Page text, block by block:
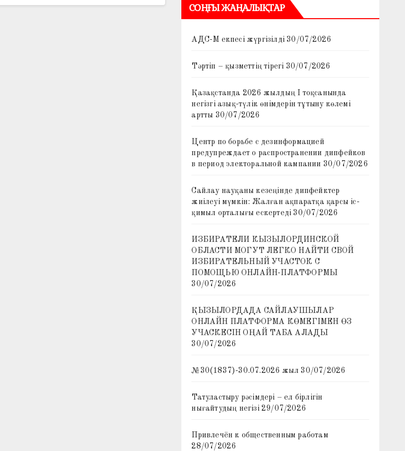
СОҢҒЫ ЖАҢАЛЫҚТАР
АДС-М екпесі жүргізілді 30/07/2026
Тәртіп – қызметтің тірегі 30/07/2026
Қазақстанда 2026 жылдың I тоқсанында
негізгі азық-түлік өнімдерін тұтыну көлемі
артты 30/07/2026
Центр по борьбе с дезинформацией
предупреждает о распространении дипфейков
в период электоральной кампании 30/07/2026
Сайлау науқаны кезеңінде дипфейктер
жиілеуі мүмкін: Жалған ақпаратқа қарсы іс-
қимыл орталығы ескертеді 30/07/2026
ИЗБИРАТЕЛИ КЫЗЫЛОРДИНСКОЙ
ОБЛАСТИ МОГУТ ЛЕГКО НАЙТИ СВОЙ
ИЗБИРАТЕЛЬНЫЙ УЧАСТОК С
ПОМОЩЬЮ ОНЛАЙН-ПЛАТФОРМЫ
30/07/2026
ҚЫЗЫЛОРДАДА САЙЛАУШЫЛАР
ОНЛАЙН ПЛАТФОРМА КӨМЕГІМЕН ӨЗ
УЧАСКЕСІН ОҢАЙ ТАБА АЛАДЫ
30/07/2026
№30(1837)-30.07.2026 жыл 30/07/2026
Татуластыру рәсімдері – ел бірлігін
нығайтудың негізі 29/07/2026
Привлечён к общественным работам
28/07/2026